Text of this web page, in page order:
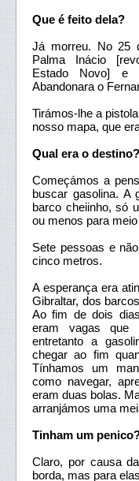
Que é feito dela?
Já morreu. No 25
Palma Inácio
Estado Novo] e
Abandonara o
Tirámos-lhe a
nosso mapa, que
Qual era o destino?
Começámos a
buscar gasolina.
barco cheiinho, só
ou menos para
Sete pessoas e
cinco metros.
A esperança era
Gibraltar, dos
Ao fim de dois
eram vagas que
entretanto a
chegar ao fim
Tínhamos um
como navegar,
eram duas bolas.
arranjámos uma
Tinham um
Claro, por causa
borda, mas para